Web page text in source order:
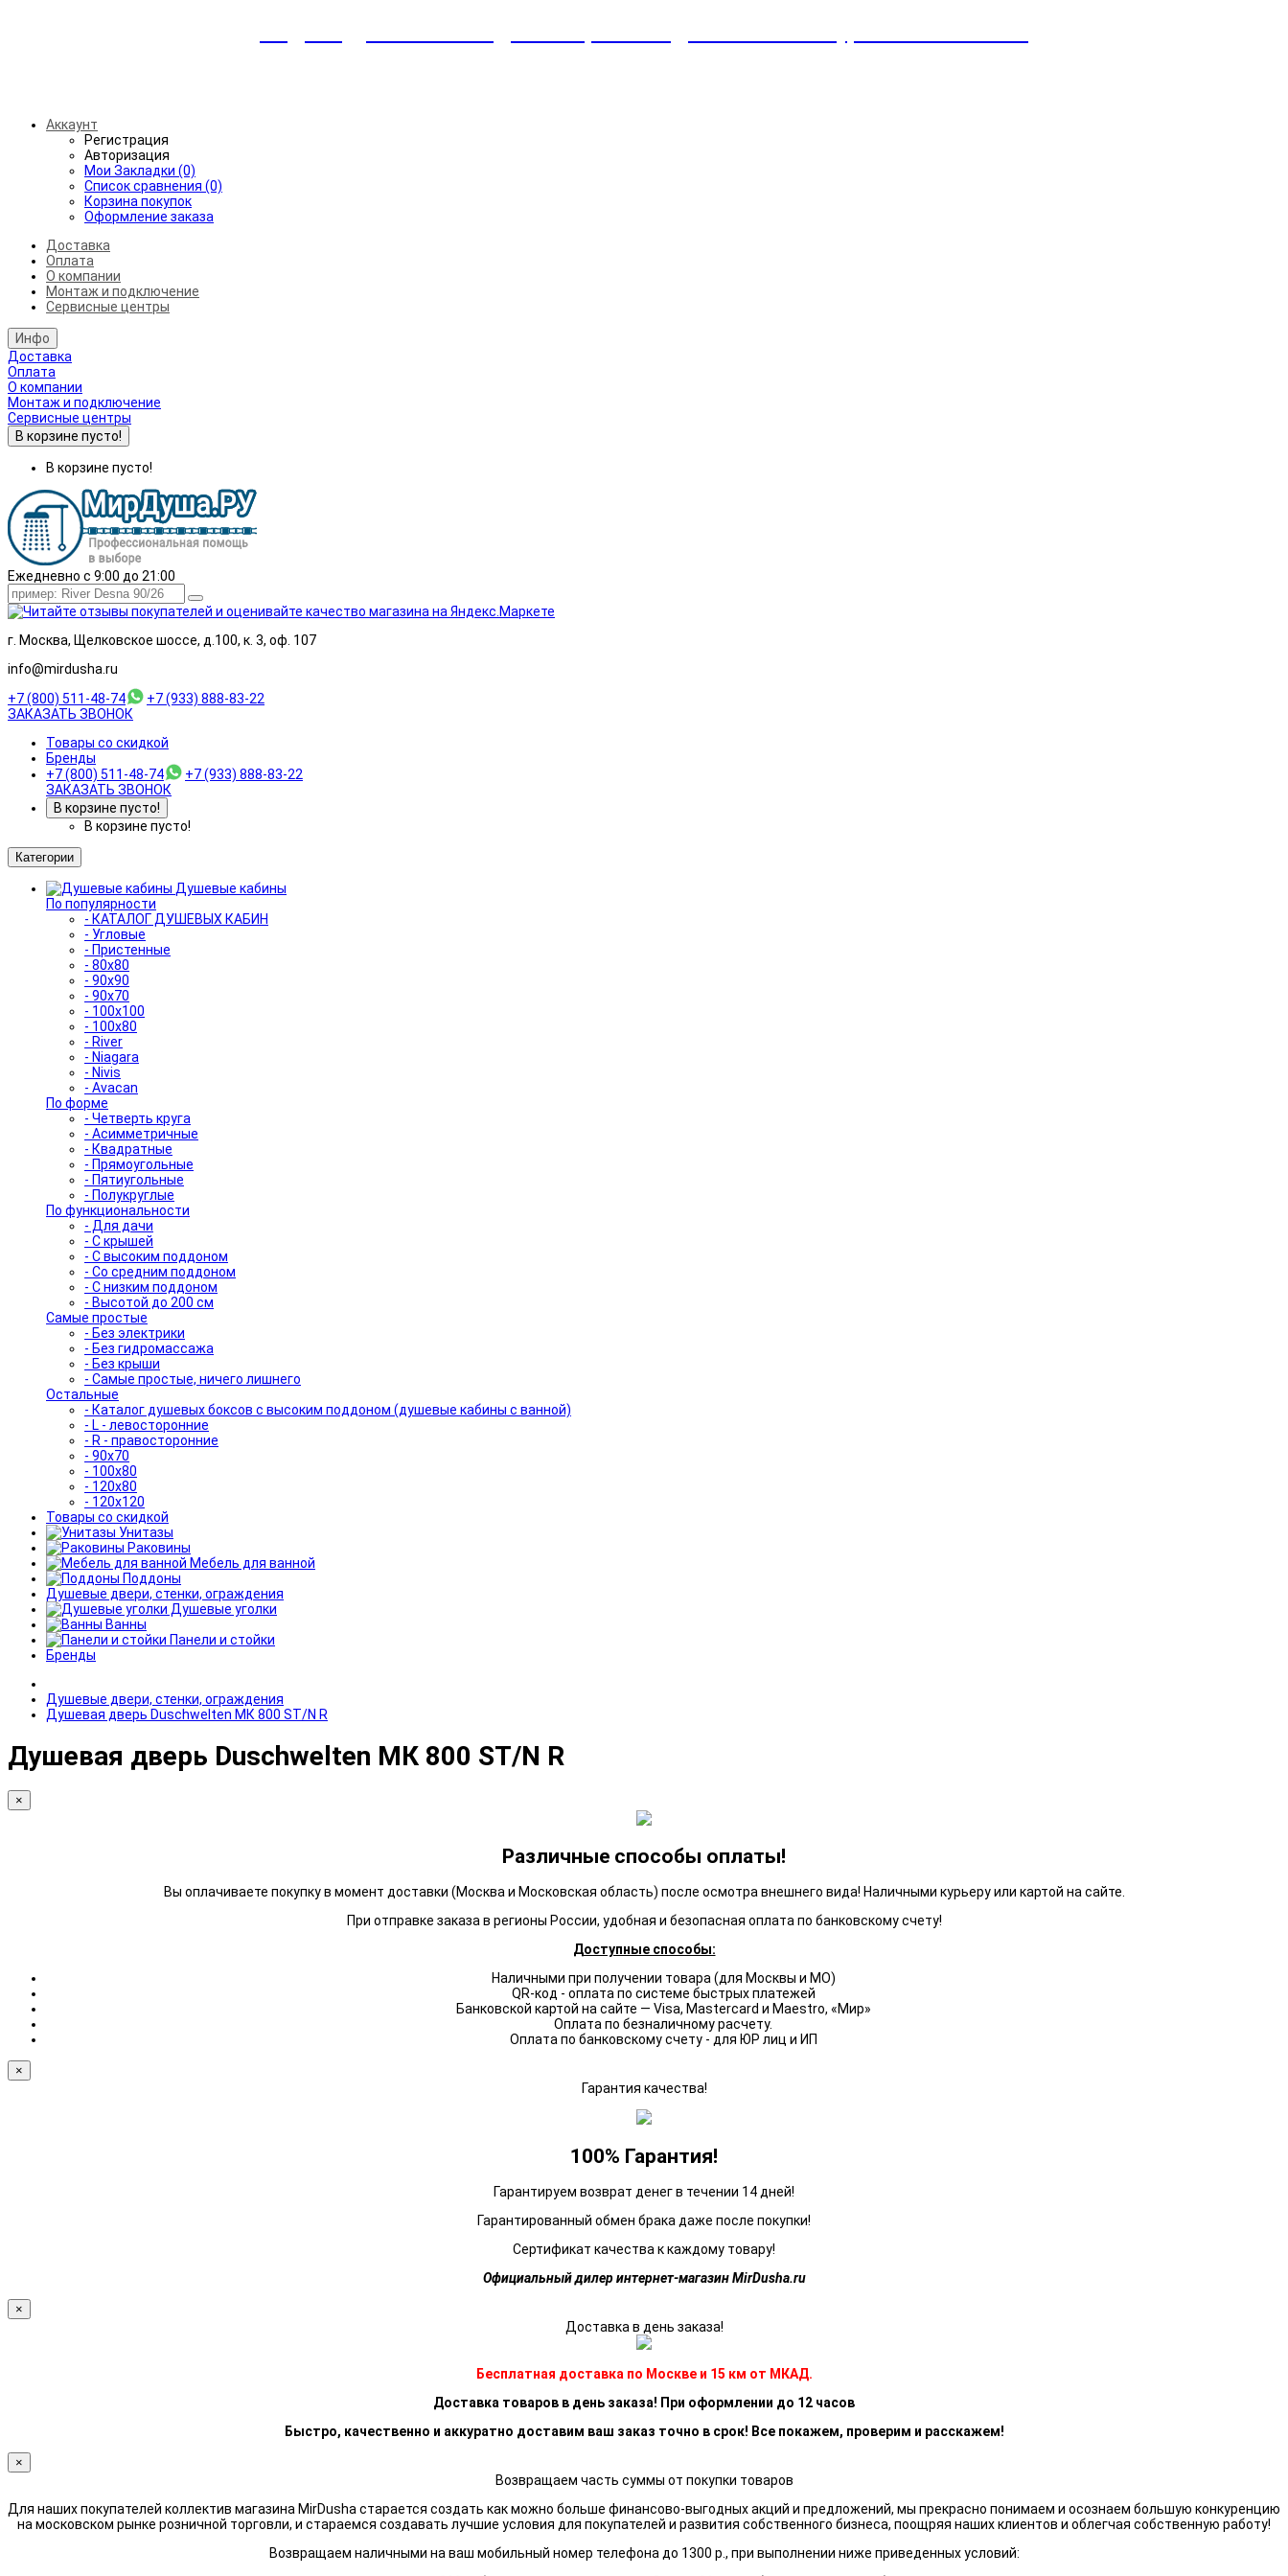
Аккаунт
Регистрация
Авторизация
Мои Закладки (0)
Список сравнения (0)
Корзина покупок
Оформление заказа
Доставка
Оплата
О компании
Монтаж и подключение
Сервисные центры
Инфо
Доставка
Оплата
О компании
Монтаж и подключение
Сервисные центры
В корзине пусто!
В корзине пусто!
Ежедневно с 9:00 до 21:00
г. Москва, Щелковское шоссе, д.100, к. 3, оф. 107
info@mirdusha.ru
+7 (800) 511-48-74
+7 (933) 888-83-22
ЗАКАЗАТЬ ЗВОНОК
Товары со скидкой
Бренды
+7 (800) 511-48-74
+7 (933) 888-83-22
ЗАКАЗАТЬ ЗВОНОК
В корзине пусто!
В корзине пусто!
Категории
Душевые кабины
По популярности
- КАТАЛОГ ДУШЕВЫХ КАБИН
- Угловые
- Пристенные
- 80x80
- 90x90
- 90x70
- 100x100
- 100x80
- River
- Niagara
- Nivis
- Avacan
По форме
- Четверть круга
- Асимметричные
- Квадратные
- Прямоугольные
- Пятиугольные
- Полукруглые
По функциональности
- Для дачи
- С крышей
- С высоким поддоном
- Со средним поддоном
- С низким поддоном
- Высотой до 200 см
Самые простые
- Без электрики
- Без гидромассажа
- Без крыши
- Самые простые, ничего лишнего
Остальные
- Каталог душевых боксов с высоким поддоном (душевые кабины с ванной)
- L - левосторонние
- R - правосторонние
- 90x70
- 100x80
- 120x80
- 120x120
Товары со скидкой
Унитазы
Раковины
Мебель для ванной
Поддоны
Душевые двери, стенки, ограждения
Душевые уголки
Ванны
Панели и стойки
Бренды
Душевые двери, стенки, ограждения
Душевая дверь Duschwelten МК 800 ST/N R
Душевая дверь Duschwelten МК 800 ST/N R
×
Различные способы оплаты!
Вы оплачиваете покупку в момент доставки (Москва и Московская область) после осмотра внешнего вида! Наличными курьеру или картой на сайте.
При отправке заказа в регионы России, удобная и безопасная оплата по банковскому счету!
Доступные способы:
Наличными при получении товара (для Москвы и МО)
QR-код - оплата по системе быстрых платежей
Банковской картой на сайте — Visa, Mastercard и Maestro, «Мир»
Оплата по безналичному расчету.
Оплата по банковскому счету - для ЮР лиц и ИП
×
Гарантия качества!
100% Гарантия!
Гарантируем возврат денег в течении 14 дней!
Гарантированный обмен брака даже после покупки!
Сертификат качества к каждому товару!
Официальный дилер интернет-магазин MirDusha.ru
×
Доставка в день заказа!
Бесплатная доставка по Москве и 15 км от МКАД.
Доставка товаров в день заказа! При оформлении до 12 часов
Быстро, качественно и аккуратно доставим ваш заказ точно в срок! Все покажем, проверим и расскажем!
×
Возвращаем часть суммы от покупки товаров
Для наших покупателей коллектив магазина MirDusha старается создать как можно больше финансово-выгодных акций и предложений, мы прекрасно понимаем и осознаем большую конкуренцию
на московском рынке розничной торговли, и стараемся создавать лучшие условия для покупателей и развития собственного бизнеса, поощряя наших клиентов и облегчая собственную работу!
Возвращаем наличными на ваш мобильный номер телефона до 1300 р., при выполнении ниже приведенных условий: